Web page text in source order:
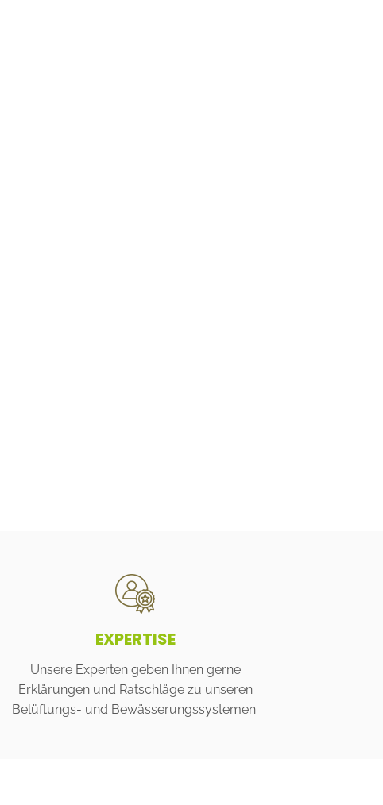
EXPERTISE
Unsere Experten geben Ihnen gerne
Erklärungen und Ratschläge zu unseren
Belüftungs- und Bewässerungssystemen.